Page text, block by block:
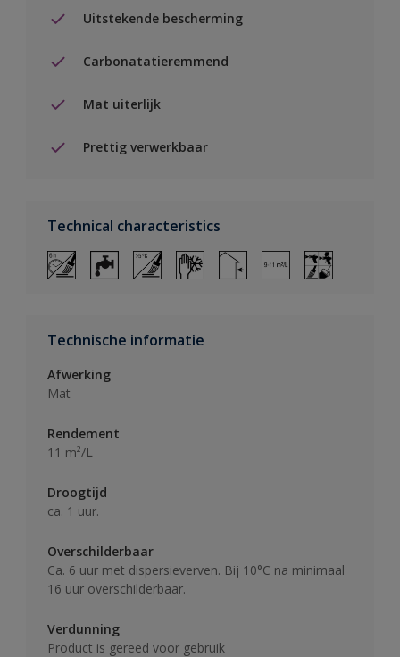
Uitstekende bescherming
Carbonatatieremmend
Mat uiterlijk
Prettig verwerkbaar
Technical characteristics
Technische informatie
Afwerking
Mat
Rendement
11 m²/L
Droogtijd
ca. 1 uur.
Overschilderbaar
Ca. 6 uur met dispersieverven. Bij 10°C na minimaal
16 uur overschilderbaar.
Verdunning
Product is gereed voor gebruik